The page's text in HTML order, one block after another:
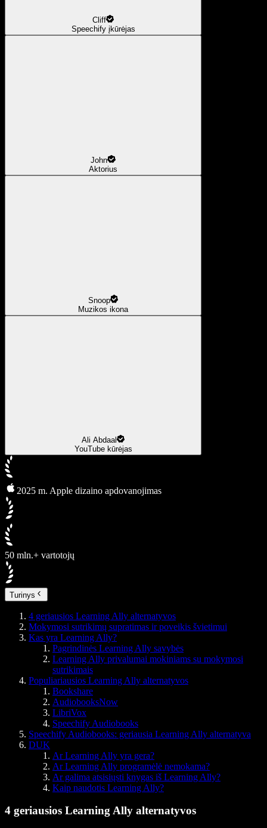
Cliff
Speechify įkūrėjas
John
Aktorius
Snoop
Muzikos ikona
Ali Abdaal
YouTube kūrėjas
2025 m. Apple dizaino apdovanojimas
50 mln.+ vartotojų
Turinys
4 geriausios Learning Ally alternatyvos
Mokymosi sutrikimų supratimas ir poveikis švietimui
Kas yra Learning Ally?
Pagrindinės Learning Ally savybės
Learning Ally privalumai mokiniams su mokymosi
sutrikimais
Populiariausios Learning Ally alternatyvos
Bookshare
AudiobooksNow
LibriVox
Speechify Audiobooks
Speechify Audiobooks: geriausia Learning Ally alternatyva
DUK
Ar Learning Ally yra gera?
Ar Learning Ally programėlė nemokama?
Ar galima atsisiųsti knygas iš Learning Ally?
Kaip naudotis Learning Ally?
4 geriausios Learning Ally alternatyvos